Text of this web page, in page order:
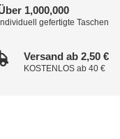
1,000,000
gefertigte Taschen
Versand ab 2,50 €
KOSTENLOS ab 40 €